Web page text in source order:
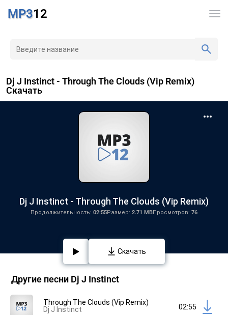
MP312
Dj J Instinct - Through The Clouds (Vip Remix)
Скачать
Dj J Instinct - Through The Clouds (Vip Remix)
Продолжительность: 02:55Размер: 2.71 MBПросмотров: 76
Скачать
Другие песни Dj J Instinct
Through The Clouds (Vip Remix)
Dj J Instinct
02:55